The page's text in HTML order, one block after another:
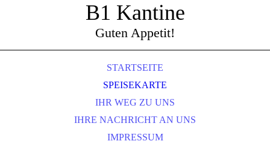
B1 Kantine
Guten Appetit!
STARTSEITE
SPEISEKARTE
IHR WEG ZU UNS
IHRE NACHRICHT AN UNS
IMPRESSUM